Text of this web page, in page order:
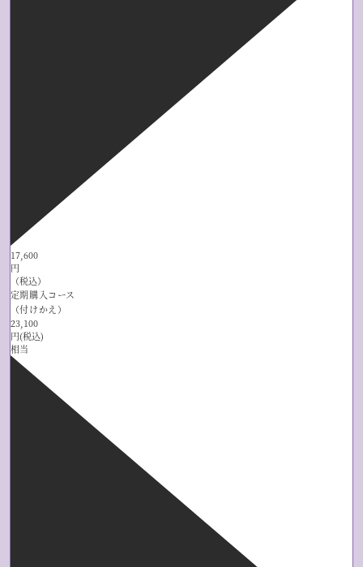
17,600
円
（税込）
定期購入コース
（付けかえ）
23,100
円(税込)
相当